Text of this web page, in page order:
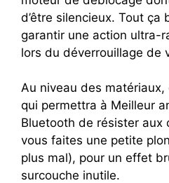
d’être silencieux. Tout ça
garantir une action ultra-
lors du déverrouillage de
Au niveau des
qui permettra à Meilleur
Bluetooth de résister aux
vous faites une petite
plus mal), pour un effet
surcouche inutile.